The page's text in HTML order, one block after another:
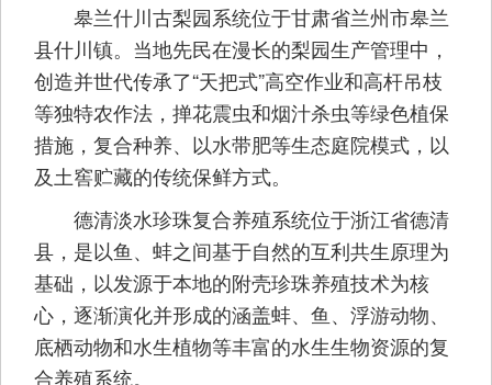
皋兰什川古梨园系统位于甘肃省兰州市皋兰
县什川镇。当地先民在漫长的梨园生产管理中，
创造并世代传承了“天把式”高空作业和高杆吊枝
等独特农作法，掸花震虫和烟汁杀虫等绿色植保
措施，复合种养、以水带肥等生态庭院模式，以
及土窖贮藏的传统保鲜方式。
德清淡水珍珠复合养殖系统位于浙江省德清
县，是以鱼、蚌之间基于自然的互利共生原理为
基础，以发源于本地的附壳珍珠养殖技术为核
心，逐渐演化并形成的涵盖蚌、鱼、浮游动物、
底栖动物和水生植物等丰富的水生生物资源的复
合养殖系统。